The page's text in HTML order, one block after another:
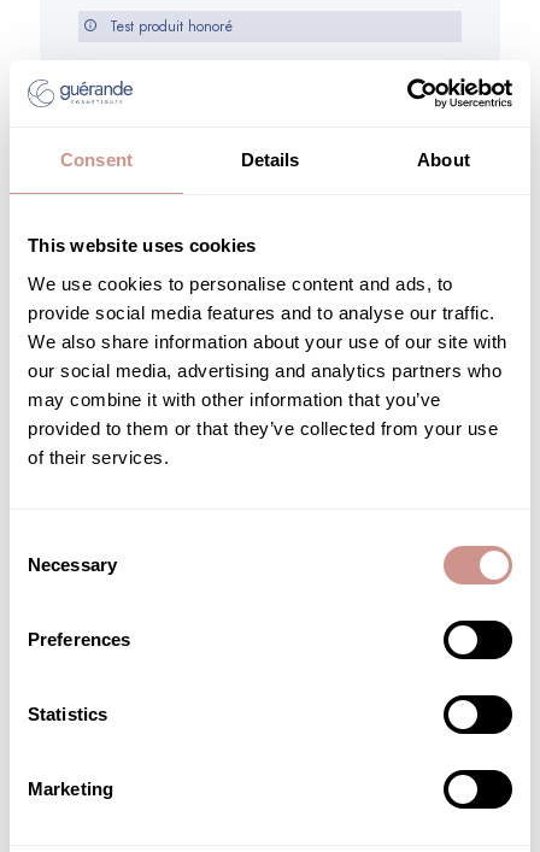
Consent Details About
This website uses cookies
We use cookies to personalise content and ads, to
provide social media features and to analyse our traffic.
We also share information about your use of our site with
our social media, advertising and analytics partners who
may combine it with other information that you’ve
provided to them or that they’ve collected from your use
of their services.
Selection
Necessary
Preferences
Statistics
Marketing
Test produit honoré
Beaute C.
Mixte (deux types de peau avec une zone T souvent grasse)
Sensorialité :Odeur agréable et subtile Belle
couleur blanche La texture est fluide,
fondante, légère Le packaging est vraiment
bien, le tube se ferme avec un capuchon et
on sort la crème en appuyant. Ce qui me
permet de doser la quantité et de gar...
Vagag
Peau:
Beaucoup à lire ?